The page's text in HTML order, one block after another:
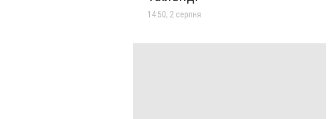
14:50, 2 серпня